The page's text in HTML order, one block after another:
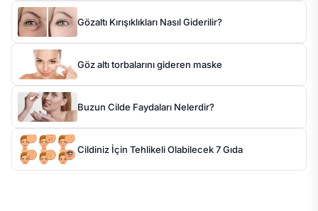
Gözaltı Kırışıklıkları Nasıl Giderilir?
Göz altı torbalarını gideren maske
Buzun Cilde Faydaları Nelerdir?
Cildiniz İçin Tehlikeli Olabilecek 7 Gıda